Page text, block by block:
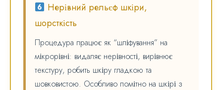
Нерівний рельєф шкіри,
шорсткість
Процедура працює як “шліфування” на
мікрорівні: видаляє нерівності, вирівнює
текстуру, робить шкіру гладкою та
шовковистою. Особливо помітно на шкірі з